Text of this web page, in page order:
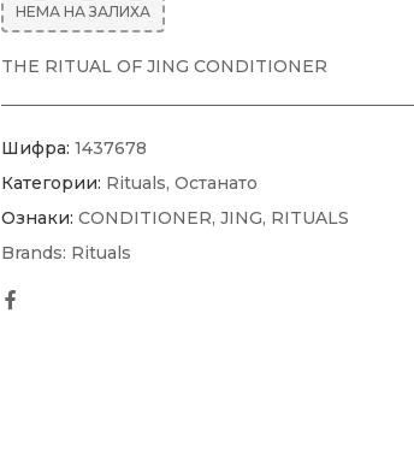
НЕМА НА ЗАЛИХА
THE RITUAL OF JING CONDITIONER
Шифра: 1437678
Категории: Rituals, Останато
Ознаки: CONDITIONER, JING, RITUALS
Brands: Rituals